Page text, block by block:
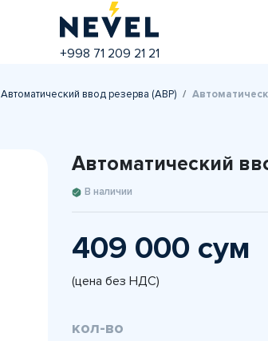
+998 71 209 21 21
Автоматический ввод резерва (АВР)
Автоматический
В наличии
409 000 сум
(цена без НДС)
кол-во